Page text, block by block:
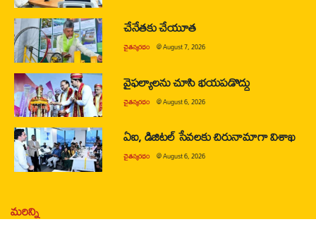
చేనేతకు చేయూత
చైతన్యరధం @August 7, 2026
వైఫల్యాలను చూసి భయపడొద్దు
చైతన్యరధం @August 6, 2026
ఏఐ, డిజిటల్ సేవలకు చిరునామాగా విశాఖ
చైతన్యరధం @August 6, 2026
మరిన్ని